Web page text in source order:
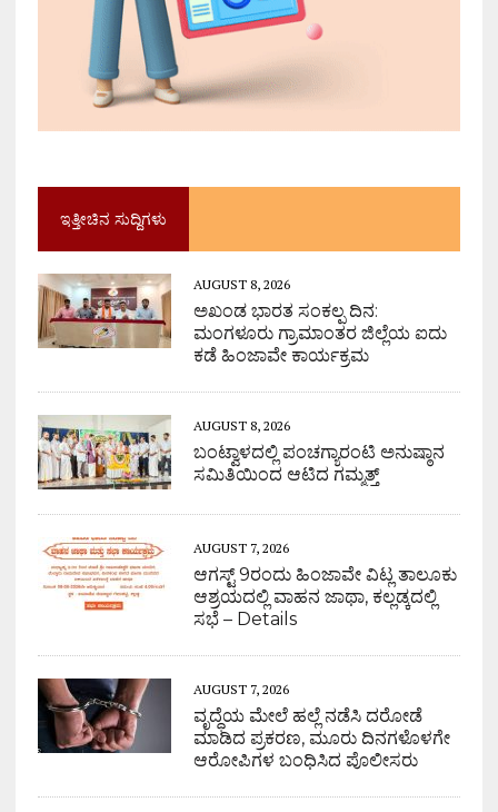
ಇತ್ತೀಚಿನ ಸುದ್ದಿಗಳು
AUGUST 8, 2026
ಅಖಂಡ ಭಾರತ ಸಂಕಲ್ಪ ದಿನ:
ಮಂಗಳೂರು ಗ್ರಾಮಾಂತರ ಜಿಲ್ಲೆಯ ಐದು
ಕಡೆ ಹಿಂಜಾವೇ ಕಾರ್ಯಕ್ರಮ
AUGUST 8, 2026
ಬಂಟ್ವಾಳದಲ್ಲಿ ಪಂಚಗ್ಯಾರಂಟಿ ಅನುಷ್ಠಾನ
ಸಮಿತಿಯಿಂದ ಆಟಿದ ಗಮ್ಮತ್ತ್
AUGUST 7, 2026
ಆಗಸ್ಟ್ 9ರಂದು ಹಿಂಜಾವೇ ವಿಟ್ಲ ತಾಲೂಕು
ಆಶ್ರಯದಲ್ಲಿ ವಾಹನ ಜಾಥಾ, ಕಲ್ಲಡ್ಕದಲ್ಲಿ
ಸಭೆ – Details
AUGUST 7, 2026
ವೃದ್ಧೆಯ ಮೇಲೆ ಹಲ್ಲೆ ನಡೆಸಿ ದರೋಡೆ
ಮಾಡಿದ ಪ್ರಕರಣ, ಮೂರು ದಿನಗಳೊಳಗೇ
ಆರೋಪಿಗಳ ಬಂಧಿಸಿದ ಪೊಲೀಸರು